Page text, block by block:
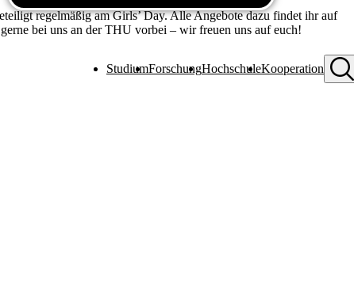
StudiumForschungHochschuleKooperation
regelmäßig am Girls’ Day. Alle Angebote dazu findet ihr auf
bei uns an der THU vorbei – wir freuen uns auf euch!